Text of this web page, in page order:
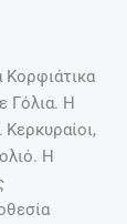
Κορφιάτικα
Γόλια. Η
Η